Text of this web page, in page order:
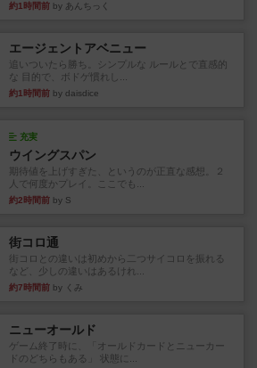
約1時間前 by あんちっく
エージェントアベニュー
追いついたら勝ち。シンプルな ルールとで直感的
な 目的で、ボドゲ慣れし...
約1時間前 by daisdice
充実
ウイングスパン
期待値を上げすぎた、というのが正直な感想。２
人で何度かプレイ。ここでも...
約2時間前 by S
街コロ通
街コロとの違いは初めから二つサイコロを振れる
など、少しの違いはあるけれ...
約7時間前 by くみ
ニューオールド
ゲーム終了時に、「オールドカードとニューカー
ドのどちらもある」 状態に...